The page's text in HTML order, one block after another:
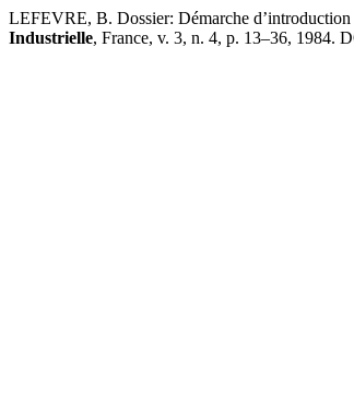
LEFEVRE, B. Dossier: Démarche d’introduction
Industrielle, France, v. 3, n. 4, p. 13–36, 1984.